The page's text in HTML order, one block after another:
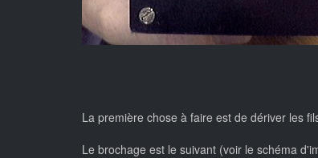
La première chose à faire est de dériver les
Le brochage est le suivant (voir le schéma